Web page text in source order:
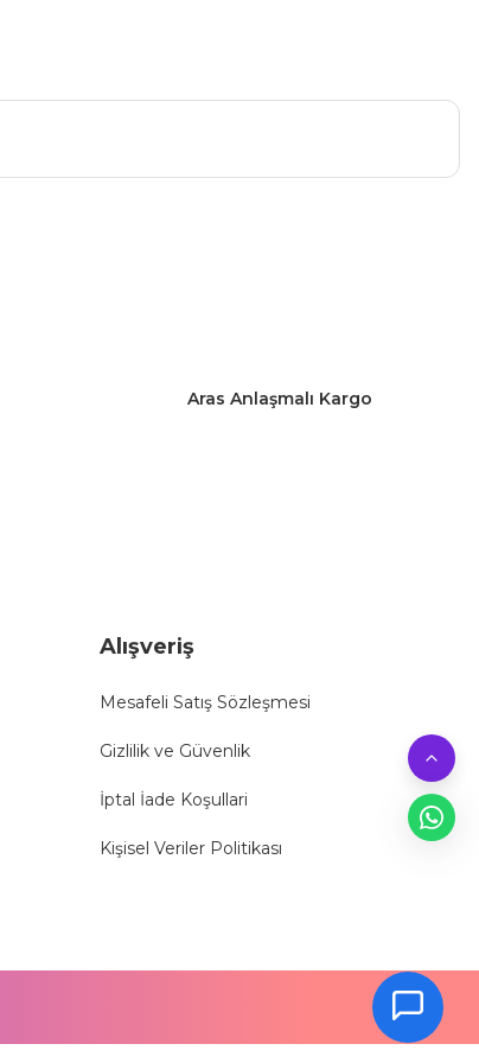
Aras Anlaşmalı Kargo
Alışveriş
Mesafeli Satış Sözleşmesi
Gizlilik ve Güvenlik
İptal İade Koşullari
Kişisel Veriler Politikası